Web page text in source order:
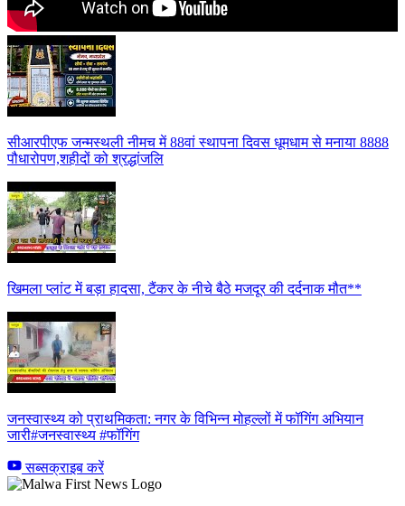
सीआरपीएफ जन्मस्थली नीमच में 88वां स्थापना दिवस धूमधाम से मनाया 8888
पौधारोपण,शहीदों को श्रद्धांजलि
खिमला प्लांट में बड़ा हादसा, टैंकर के नीचे बैठे मजदूर की दर्दनाक मौत**
जनस्वास्थ्य को प्राथमिकता: नगर के विभिन्न मोहल्लों में फॉगिंग अभियान
जारी#जनस्वास्थ्य #फॉगिंग
सब्सक्राइब करें